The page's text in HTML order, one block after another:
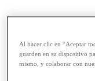
Llaves y
View
Al hacer clic en “Aceptar
guarden en su dispositivo
mismo, y colaborar con